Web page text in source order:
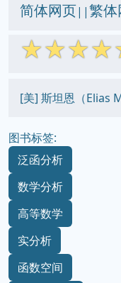
简体网页||繁
☆☆☆☆
[美] 斯坦恩（Elias
图书标签:
泛函分析
数学分析
高等数学
实分析
函数空间